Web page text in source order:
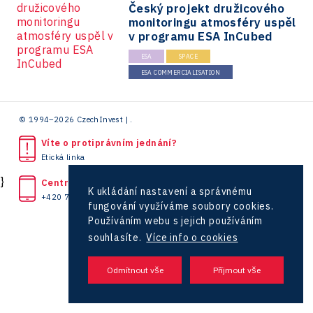
Kreativní průmysl
Marketing
PPP projekty
Příhraničí
Společenská odpovědnost
Technická infrastruktura
Technické vzdělávání
Investice v obcích a městech 2023
Investičně atraktivní region 2019
Konference Potenciál místní ekonomiky 2022
Konference Potenciál místní ekonomiky 2019
Konference Potenciál místní ekonomiky 2018
Představení průběžného pokroku projektu
Pasportizace
Praha a střední Čechy
Ústí nad Labem
Zlín
Český projekt družicového
monitoringu atmosféry uspěl
v programu ESA InCubed
ESA SPACE
ESA COMMERCIALISATION
© 1994–2026 CzechInvest | .
Víte o protiprávním jednání?
Etická linka
Centrála
+420 727 850 330K ukládání nastavení a správnému
fungování využíváme soubory cookies.
Používáním webu s jejich používáním
souhlasíte. Více info o cookies
}